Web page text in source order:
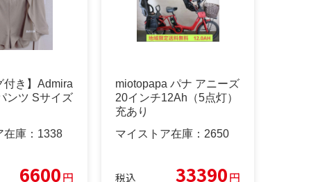
付き】Admira
ンツ Sサイズ
庫： 1338
6600円
miotopapa パナ アニーズ
20インチ12Ah（5点灯）
充あり
マイストア在庫： 2650
税込 33390円